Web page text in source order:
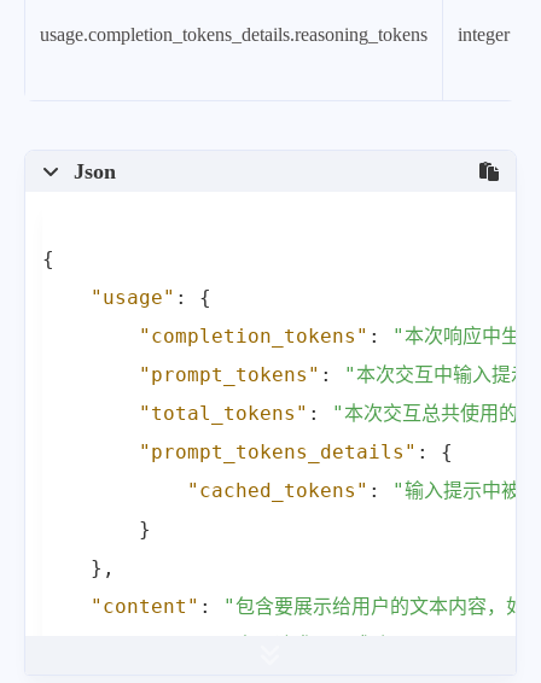
usage.completion_tokens_details.reasoning_tokens integer
Json
{
"usage" :
{
"completion_tokens" :
"本次响应中生
"prompt_tokens" :
"本次交互中输入提
"total_tokens" :
"本次交互总共使用的
"prompt_tokens_details" :
{
"cached_tokens" :
"输入提示中被
}
} ,
"content" :
"包含要展示给用户的文本内容，如